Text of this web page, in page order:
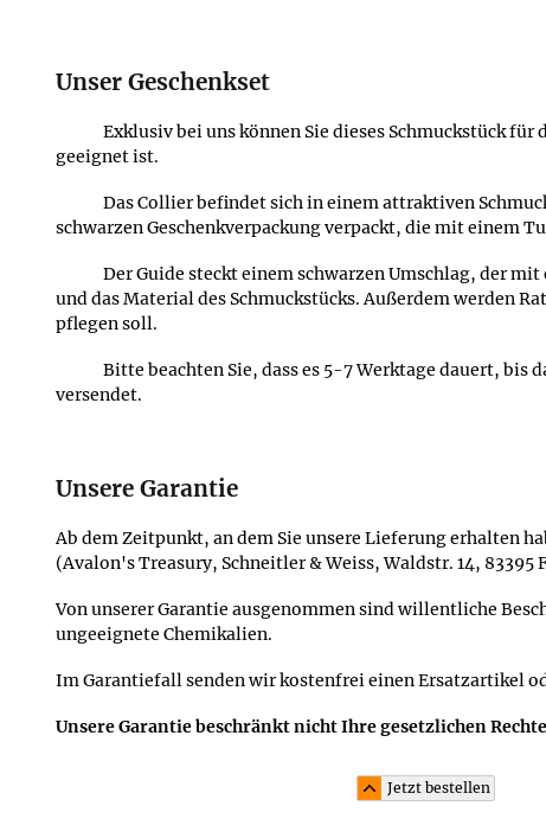
Unser Geschenkset
Exklusiv bei uns können Sie dieses Schmuckstück
geeignet ist.
Das Collier befindet sich in einem attraktiven
schwarzen Geschenkverpackung verpackt, die mit einem
Der Guide steckt einem schwarzen Umschlag, der
und das Material des Schmuckstücks. Außerdem werden
pflegen soll.
Bitte beachten Sie, dass es 5-7 Werktage dauert,
versendet.
Unsere Garantie
Ab dem Zeitpunkt, an dem Sie unsere Lieferung erhalten
(Avalon's Treasury, Schneitler & Weiss, Waldstr. 14,
Von unserer Garantie ausgenommen sind willentliche
ungeeignete Chemikalien.
Im Garantiefall senden wir kostenfrei einen Ersatzartikel
Unsere Garantie beschränkt nicht Ihre gesetzlichen
Jetzt bestellen